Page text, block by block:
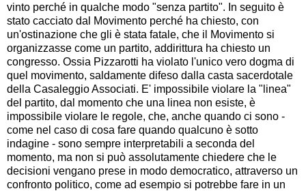
vinto perché in qualche modo "senza partito". In seguito è
stato cacciato dal Movimento perché ha chiesto, con
un'ostinazione che gli è stata fatale, che il Movimento si
organizzasse come un partito, addirittura ha chiesto un
congresso. Ossia Pizzarotti ha violato l'unico vero dogma di
quel movimento, saldamente difeso dalla casta sacerdotale
della Casaleggio Associati. E' impossibile violare la "linea"
del partito, dal momento che una linea non esiste, è
impossibile violare le regole, che, anche quando ci sono -
come nel caso di cosa fare quando qualcuno è sotto
indagine - sono sempre interpretabili a seconda del
momento, ma non si può assolutamente chiedere che le
decisioni vengano prese in modo democratico, attraverso un
confronto politico, come ad esempio si potrebbe fare in un